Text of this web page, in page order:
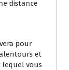
distance
pour
et
lequel vous